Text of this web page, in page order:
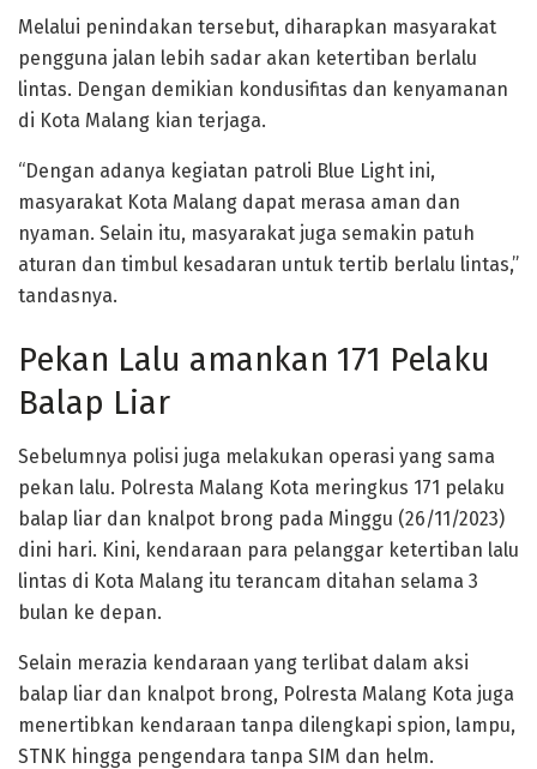
Melalui penindakan tersebut, diharapkan masyarakat
pengguna jalan lebih sadar akan ketertiban berlalu
lintas. Dengan demikian kondusifitas dan kenyamanan
di Kota Malang kian terjaga.
“Dengan adanya kegiatan patroli Blue Light ini,
masyarakat Kota Malang dapat merasa aman dan
nyaman. Selain itu, masyarakat juga semakin patuh
aturan dan timbul kesadaran untuk tertib berlalu lintas,”
tandasnya.
Pekan Lalu amankan 171 Pelaku
Balap Liar
Sebelumnya polisi juga melakukan operasi yang sama
pekan lalu. Polresta Malang Kota meringkus 171 pelaku
balap liar dan knalpot brong pada Minggu (26/11/2023)
dini hari. Kini, kendaraan para pelanggar ketertiban lalu
lintas di Kota Malang itu terancam ditahan selama 3
bulan ke depan.
Selain merazia kendaraan yang terlibat dalam aksi
balap liar dan knalpot brong, Polresta Malang Kota juga
menertibkan kendaraan tanpa dilengkapi spion, lampu,
STNK hingga pengendara tanpa SIM dan helm.